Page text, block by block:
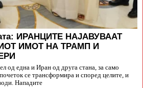
ИРАНЦИТЕ НАЈАВУВААТ
ИМОТ НА ТРАМП И
од една и Иран од друга стана, за само
се трансформира и според целите, и
Нападите